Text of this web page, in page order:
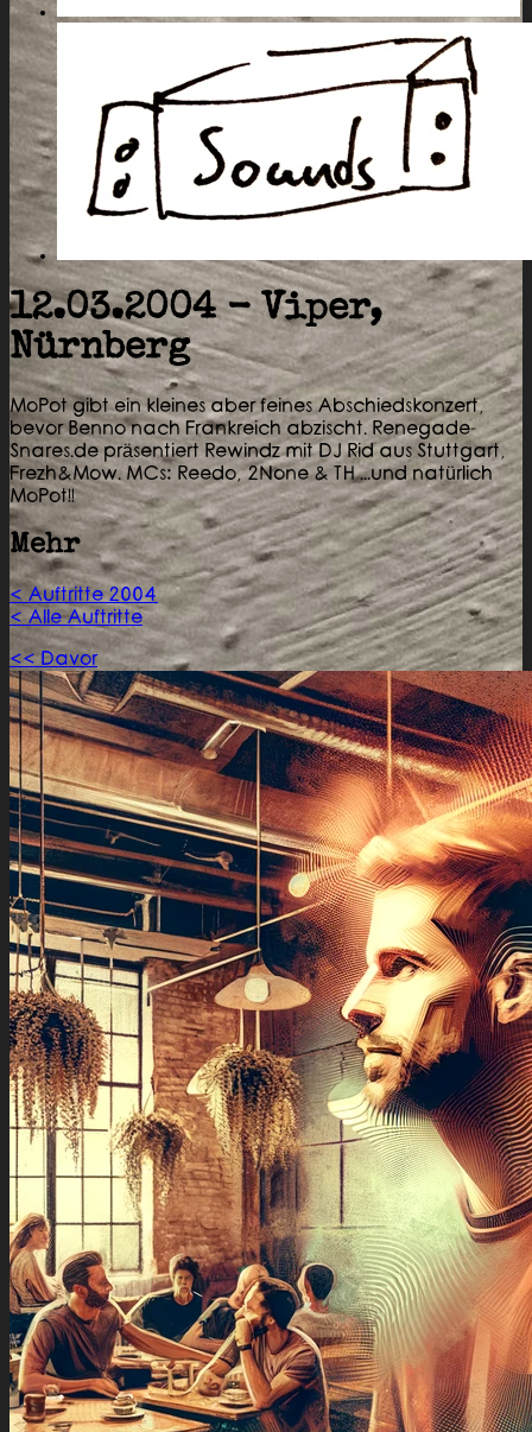
12.03.2004 - Viper,
Nürnberg
MoPot gibt ein kleines aber feines Abschiedskonzert,
bevor Benno nach Frankreich abzischt. Renegade-
Snares.de präsentiert Rewindz mit DJ Rid aus Stuttgart,
Frezh&Mow. MCs: Reedo, 2None & TH ...und natürlich
MoPot!!
Mehr
< Auftritte 2004
< Alle Auftritte
<< Davor